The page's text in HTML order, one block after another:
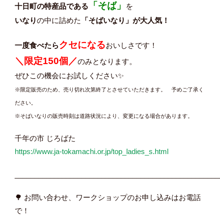
十日町の特産品である 「そば」
を
いなりの中に詰めた 「そばいなり」が大人気！
一度食べたらクセになるおいしさです！
＼限定150個／のみとなります。
ぜひこの機会にお試しください✨
※限定販売のため、売り切れ次第終了とさせていただきます。 予めご了承く
ださい。
※そばいなりの販売時刻は道路状況により、変更になる場合があります。
千年の市 じろばた
https://www.ja-tokamachi.or.jp/top_ladies_s.html
🌳 お問い合わせ、ワークショップのお申し込みはお電話
で！